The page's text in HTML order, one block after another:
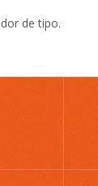
de tipo.